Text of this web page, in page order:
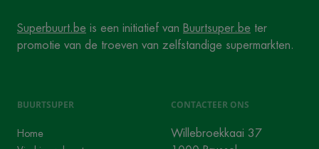
Superbuurt.be is een initiatief van Buurtsuper.be ter
promotie van de troeven van zelfstandige supermarkten.
BUURTSUPER
Home
CONTACTEER ONS
Willebroekkaai 37